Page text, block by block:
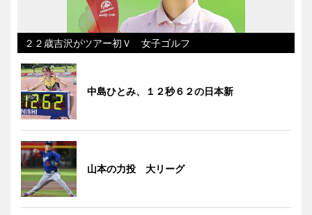
２２歳吉沢がツアー初Ｖ 女子ゴルフ
中島ひとみ、１２秒６２の日本新
山本の力投 大リーグ